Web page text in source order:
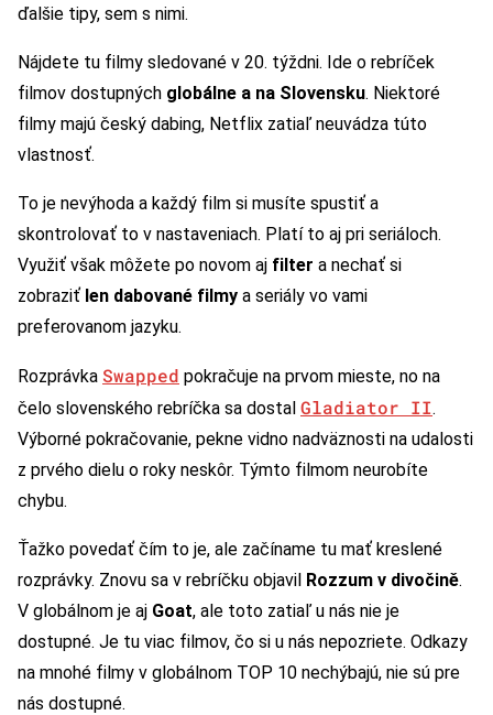
ďalšie tipy, sem s nimi.
Nájdete tu filmy sledované v 20. týždni. Ide o rebríček
filmov dostupných globálne a na Slovensku. Niektoré
filmy majú český dabing, Netflix zatiaľ neuvádza túto
vlastnosť.
To je nevýhoda a každý film si musíte spustiť a
skontrolovať to v nastaveniach. Platí to aj pri seriáloch.
Využiť však môžete po novom aj filter a nechať si
zobraziť len dabované filmy a seriály vo vami
preferovanom jazyku.
Rozprávka Swapped pokračuje na prvom mieste, no na
čelo slovenského rebríčka sa dostal Gladiator II.
Výborné pokračovanie, pekne vidno nadväznosti na udalosti
z prvého dielu o roky neskôr. Týmto filmom neurobíte
chybu.
Ťažko povedať čím to je, ale začíname tu mať kreslené
rozprávky. Znovu sa v rebríčku objavil Rozzum v divočině.
V globálnom je aj Goat, ale toto zatiaľ u nás nie je
dostupné. Je tu viac filmov, čo si u nás nepozriete. Odkazy
na mnohé filmy v globálnom TOP 10 nechýbajú, nie sú pre
nás dostupné.